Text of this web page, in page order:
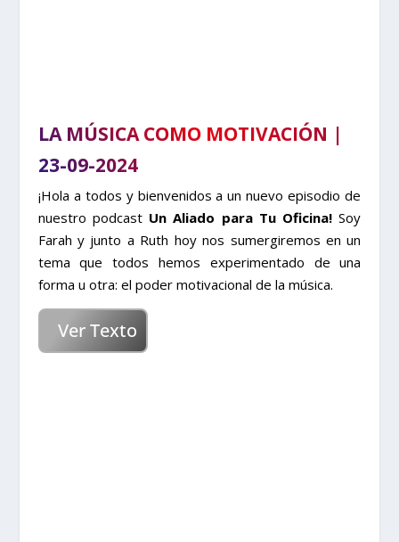
LA MÚSICA COMO MOTIVACIÓN |
23-09-2024
¡Hola a todos y bienvenidos a un nuevo episodio de
nuestro podcast Un Aliado para Tu Oficina! Soy
Farah y junto a Ruth hoy nos sumergiremos en un
tema que todos hemos experimentado de una
forma u otra: el poder motivacional de la música.
Ver Texto